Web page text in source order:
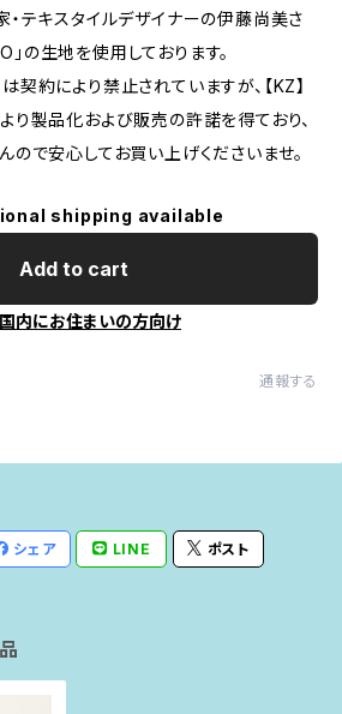
テキスタイルデザイナーの伊藤尚美さ
の生地を使用しております。
約により禁止されていますが、【KZ】
り製品化および販売の許諾を得ており、
で安心してお買い上げくださいませ。
shipping available
Add to cart
内にお住まいの方向け
通報する
シェア LINE ポスト